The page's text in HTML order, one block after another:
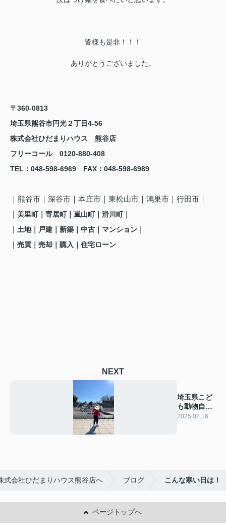
皆様も是非！！！
ありがとうございました。
〒360-0813
埼玉県熊谷市円光２丁目4-56
株式会社ひだまりハウス 熊谷店
フリーコール 0120-880-408
TEL ：048-598-6969 FAX ： 048-598-6989
｜熊谷市 ｜深谷市｜本庄市｜東松山市｜鴻巣市 ｜行田市 ｜
｜美里町｜寄居町｜嵐山町｜滑川町｜
｜土地｜戸建｜新築｜中古｜マンション｜
｜売買｜売却｜購入｜住宅ローン
NEXT
埼玉県こど
も動物自然
公園♪
2025.02.16
式会社ひだまりハウス熊谷店へ ブログ こんな寒い日は！
ページトップへ